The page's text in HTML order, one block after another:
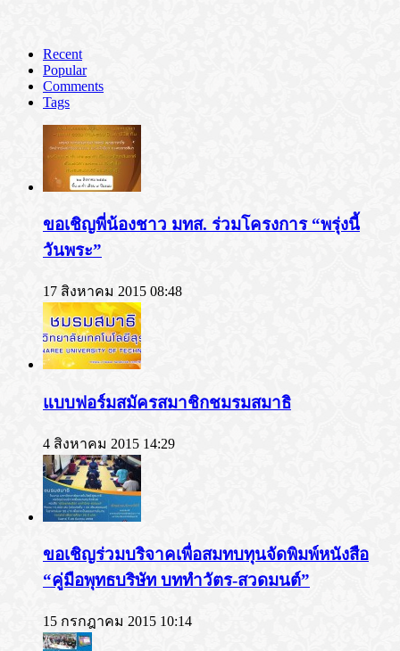
Recent
Popular
Comments
Tags
ขอเชิญพี่น้องชาว มทส. ร่วมโครงการ “พรุ่งนี้
วันพระ”
17 สิงหาคม 2015 08:48
แบบฟอร์มสมัครสมาชิกชมรมสมาธิ
4 สิงหาคม 2015 14:29
ขอเชิญร่วมบริจาคเพื่อสมทบทุนจัดพิมพ์หนังสือ
“คู่มือพุทธบริษัท บททำวัตร-สวดมนต์”
15 กรกฎาคม 2015 10:14